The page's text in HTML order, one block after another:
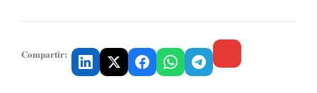
Compartir: